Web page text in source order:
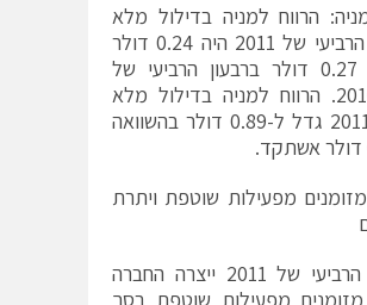
הרווח למניה בדילול מלא
ברבעון הרביעי של 2011 היה 0.24 דולר
לעומת 0.27 דולר ברבעון הרביעי של
שנת 2010. הרווח למניה בדילול מלא
בשנת 2011 גדל ל-0.89 דולר בהשוואה
מפעילות שוטפת ויתרת
ברבעון הרביעי של 2011 ייצרה החברה
מפעילות שוטפת בסך